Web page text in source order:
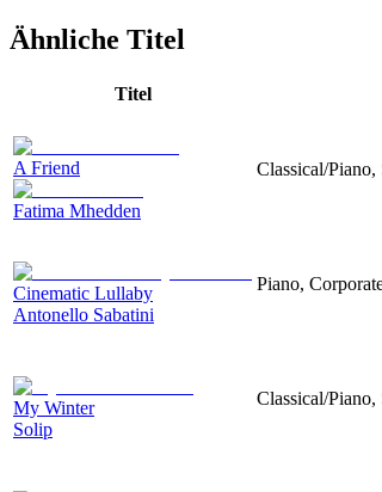
Ähnliche Titel
Titel
A Friend
Fatima Mhedden
Classical/
Cinematic Lullaby
Antonello Sabatini
Piano,
My Winter
Solip
Classical/